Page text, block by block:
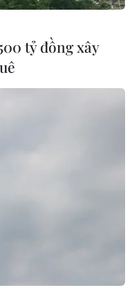
tỷ đồng xây